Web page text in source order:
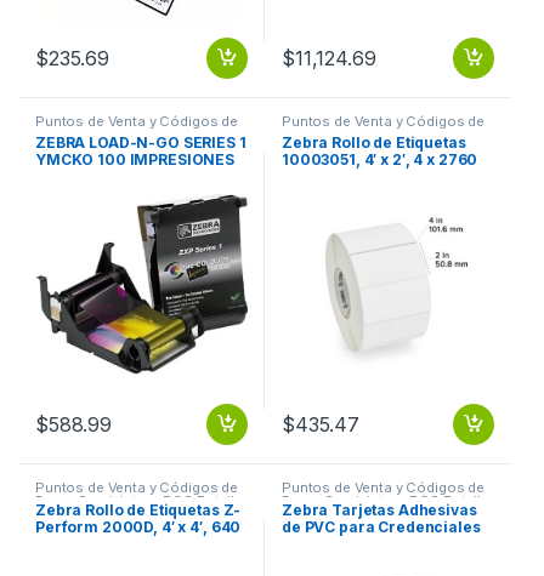
$235.69 $11,124.69
Puntos de Venta y Códigos de
Barra,Suministros POS Retail y
Auto ID
ZEBRA LOAD-N-GO SERIES 1
YMCKO 100 IMPRESIONES
$588.99
Puntos de Venta y Códigos de
Barra Suministros POS Retail y
Auto ID
Zebra Rollo de Etiquetas
10003051, 4′ x 2′, 4 x 2760
$435.47
Puntos de Venta y Códigos de
Barra Suministros POS Retail y
Auto ID
Zebra Rollo de Etiquetas Z-
Perform 2000D, 4′ x 4′, 640
Puntos de Venta y Códigos de
Barra Suministros POS Retail y
Auto ID
Zebra Tarjetas Adhesivas
de PVC para Credenciales